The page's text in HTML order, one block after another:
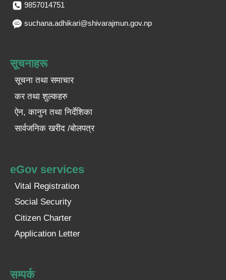
9857014751
suchana.adhikari@shivarajmun.gov.np
सूचनाहरू
सूचना तथा समाचार
कर तथा शुल्कहरु
ऐन, कानुन तथा निर्देशिका
सार्वजनिक खरीद /बोलपत्र
eGov services
Vital Registration
Social Security
Citizen Charter
Application Letter
सम्पर्क